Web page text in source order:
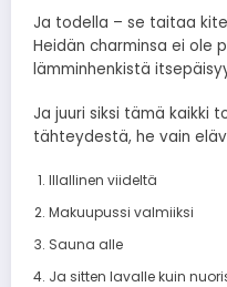
Ja todella – se taitaa
Heidän charminsa ei ole
lämminhenkistä
Ja juuri siksi tämä kaikki
tähteydestä, he vain
Illallinen viideltä
Makuupussi valmiiksi
Sauna alle
Ja sitten lavalle kuin